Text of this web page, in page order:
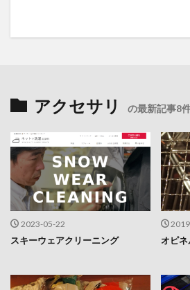
アクセサリ の最新記事8
2023-05-22
スキーウェアクリーニング オピ